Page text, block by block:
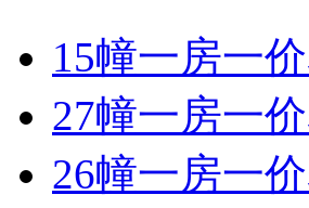
15幢一房一
27幢一房一
26幢一房一